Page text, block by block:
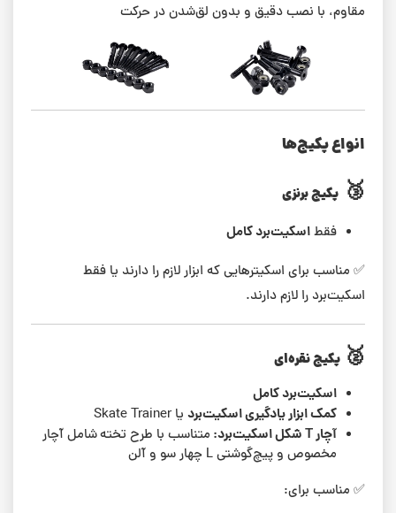
مقاوم، با نصب دقیق و بدون لق‌شدن در حرکت
انواع پکیج‌ها
🥉 پکیج برنزی
فقطاسکیت‌برد کامل
✅ مناسب برای اسکیترهایی که ابزار لازم را دارند یا فقط
اسکیت‌برد را لازم دارند.
🥈 پکیج نقره‌ای
اسکیت‌برد کامل
کمک ابزار یادگیری اسکیت‌برد یا Skate Trainer
آچار T شکل اسکیت‌برد: متناسب با طرح تختهشامل آچار
مخصوص و پیچ‌گوشتی L چهار سو و آلن
✅ مناسب برای: